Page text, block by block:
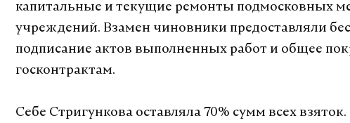
капитальные и текущие ремонты подмосковных
учреждений. Взамен чиновники предоставляли
подписание актов выполненных работ и общее
госконтрактам.
Себе Стригункова оставляла 70% сумм всех взяток.